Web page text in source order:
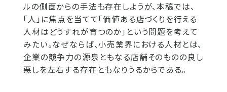
ルの側面からの手法も存在しようが、本稿では、
「人」に焦点を当てて「価値ある店づくりを行える
人材はどうすれが育つのか」という問題を考えて
みたい。なぜならば、小売業界における人材とは、
企業の競争力の源泉ともなる店舗そのものの良し
悪しを左右する存在ともなりうるからである。